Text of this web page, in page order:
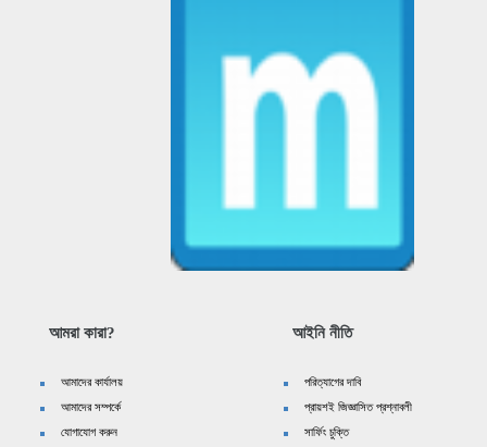
আমরা কারা?
আমাদের কার্যালয়
আমাদের সম্পর্কে
যোগাযোগ করুন
আইনি নীতি
পরিত্যাগের দাবি
প্রায়শই জিজ্ঞাসিত প্রশ্নাবলী
সার্ফিং চুক্তি